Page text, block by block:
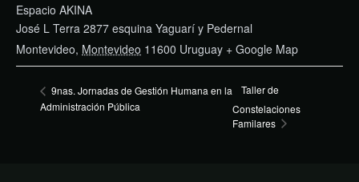
Espacio AKINA
José L Terra 2877 esquina Yaguarí y Pedernal
Montevideo, Montevideo 11600 Uruguay + Google Map
9nas. Jornadas de Gestión Humana en la
Administración Pública
Taller de
Constelaciones
Familares